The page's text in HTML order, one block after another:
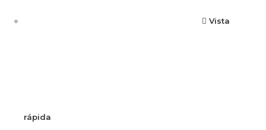
Vista
rápida